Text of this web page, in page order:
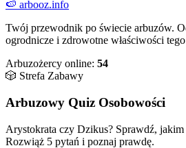
🍉 arbooz.info
Twój przewodnik po świecie arbuzów.
ogrodnicze i zdrowotne właściwości
Arbuzożercy online: 54
🎲 Strefa Zabawy
Arbuzowy Quiz Osobowości
Arystokrata czy Dzikus? Sprawdź, jakim
Rozwiąż 5 pytań i poznaj prawdę.